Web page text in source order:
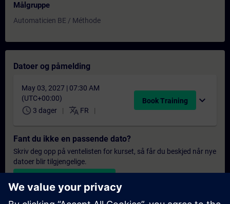
Målgruppe
Automaticien BE / Méthode
Datoer og påmelding
May 03, 2027 | 07:30 AM
(UTC+00:00)
schedule 3 dager translate FR
Book Training expand_more
Fant du ikke en passende dato?
Skriv deg opp på ventelisten for kurset, så får du beskjed når nye
datoer blir tilgjengelige.